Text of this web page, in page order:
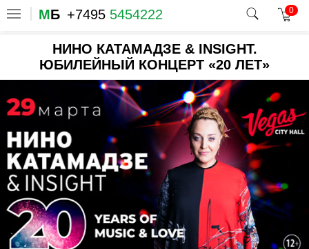
МБ +7495 5454222 0
НИНО КАТАМАДЗЕ & INSIGHT.
ЮБИЛЕЙНЫЙ КОНЦЕРТ «20 ЛЕТ»